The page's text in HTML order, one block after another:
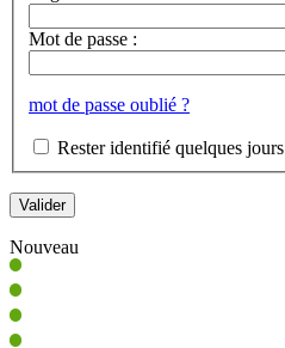
Mot de passe :
mot de passe oublié ?
Rester identifié quelques jours
Nouveau